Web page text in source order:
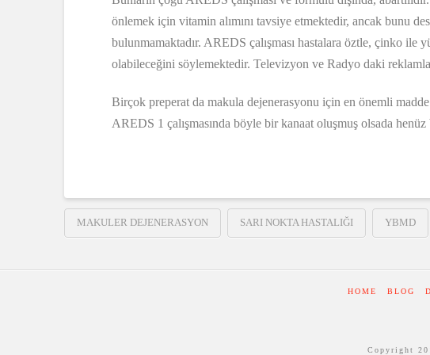
önlemek için vitamin alımını tavsiye etmektedir, ancak bunu
bulunmamaktadır. AREDS çalışması hastalara öztle, çinko ile
olabileceğini söylemektedir. Televizyon ve Radyo daki
Birçok preperat da makula dejenerasyonu için en önemli
AREDS 1 çalışmasında böyle bir kanaat oluşmuş olsada
MAKULER DEJENERASYON SARI NOKTA HASTALIĞI YBMD
HOME BLOG
Copyright